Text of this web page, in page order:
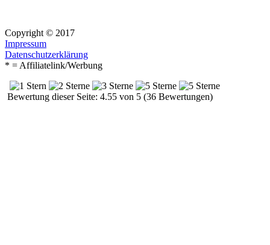
Copyright © 2017
Impressum
Datenschutzerklärung
* = Affiliatelink/Werbung
Bewertung dieser Seite: 4.55 von 5 (36 Bewertungen)